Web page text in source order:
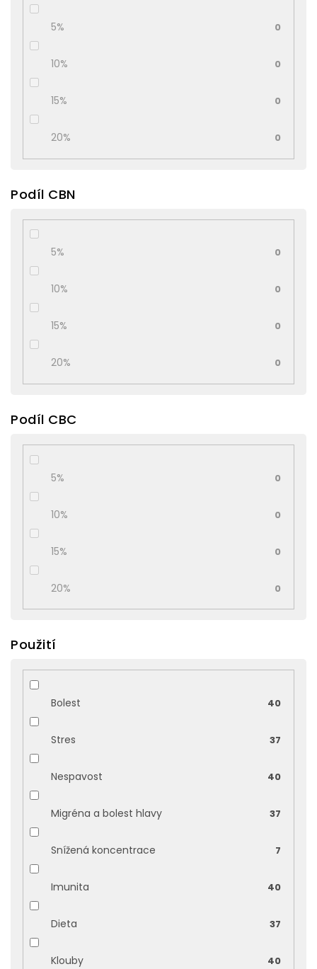
5% 0
10% 0
15% 0
20% 0
Podíl CBN
5% 0
10% 0
15% 0
20% 0
Podíl CBC
5% 0
10% 0
15% 0
20% 0
Použití
Bolest 40
Stres 37
Nespavost 40
Migréna a bolest hlavy 37
Snížená koncentrace 7
Imunita 40
Dieta 37
Klouby 40